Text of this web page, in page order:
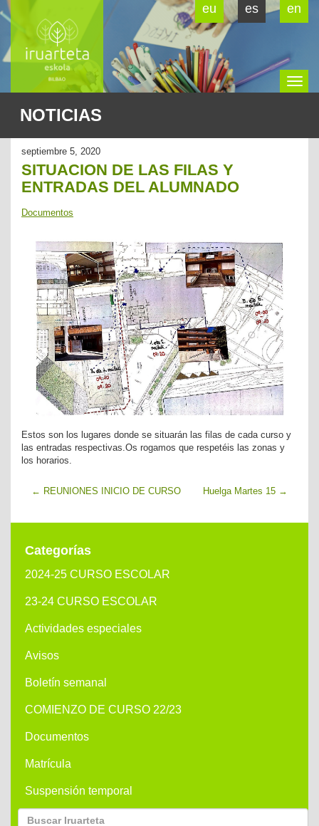
eu es en
NOTICIAS
septiembre 5, 2020
SITUACION DE LAS FILAS Y
ENTRADAS DEL ALUMNADO
Documentos
Estos son los lugares donde se situarán las filas de cada curso y
las entradas respectivas.Os rogamos que respetéis las zonas y
los horarios.
← REUNIONES INICIO DE CURSO Huelga Martes 15 →
Categorías
2024-25 CURSO ESCOLAR
23-24 CURSO ESCOLAR
Actividades especiales
Avisos
Boletín semanal
COMIENZO DE CURSO 22/23
Documentos
Matrícula
Suspensión temporal
Buscar